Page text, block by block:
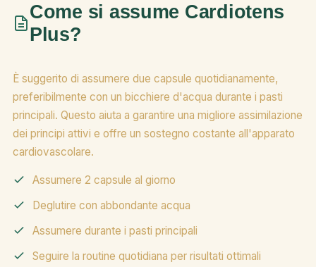
Come si assume Cardiotens
Plus?
È suggerito di assumere due capsule quotidianamente,
preferibilmente con un bicchiere d'acqua durante i pasti
principali. Questo aiuta a garantire una migliore assimilazione
dei principi attivi e offre un sostegno costante all'apparato
cardiovascolare.
Assumere 2 capsule al giorno
Deglutire con abbondante acqua
Assumere durante i pasti principali
Seguire la routine quotidiana per risultati ottimali